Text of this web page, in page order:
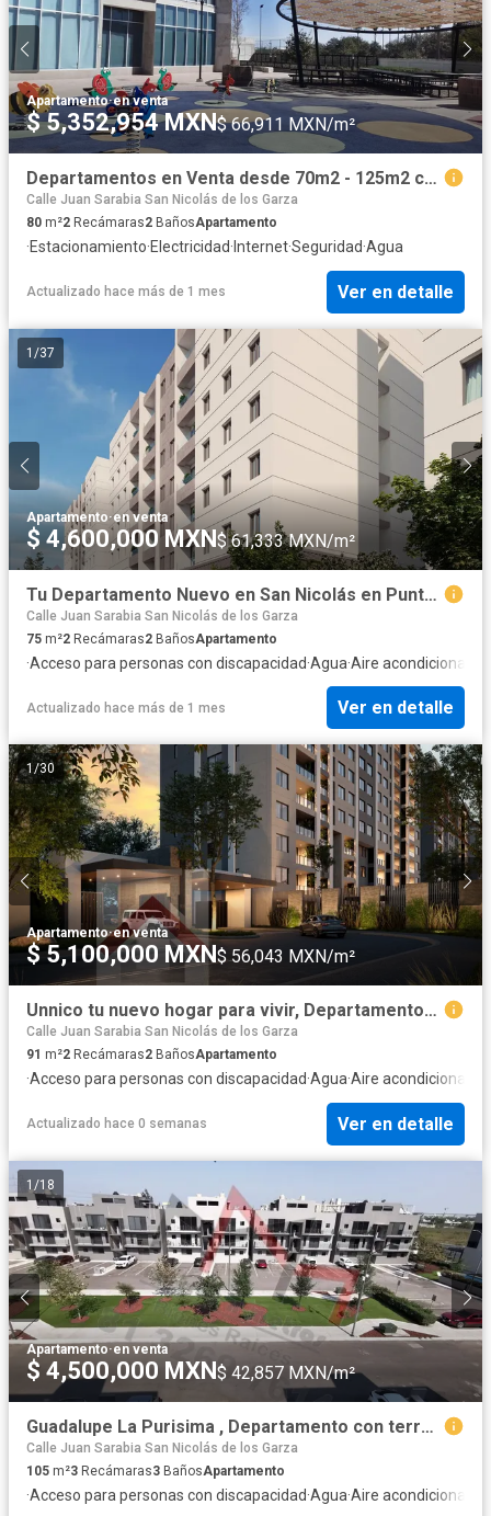
Apartamento·en venta
$ 5,352,954 MXN$ 66,911 MXN/m²
Departamentos en Venta desde 70m2 - 125m2 con 2 cajones de Estacionamiento.
Calle Juan Sarabia San Nicolás de los Garza
80 m²2 Recámaras2 BañosApartamento
·Estacionamiento·Electricidad· Internet·Seguridad·Agua
Actualizado hace más de 1 mes Ver en detalle
1 /37
Apartamento·en venta
$ 4,600,000 MXN$ 61,333 MXN/m²
Tu Departamento Nuevo en San Nicolás en Punto Principal
Calle Juan Sarabia San Nicolás de los Garza
75 m²2 Recámaras2 BañosApartamento
·Acceso para personas con discapacidad·Agua·Aire acondicionado
Actualizado hace más de 1 mes Ver en detalle
1 /30
Apartamento·en venta
$ 5,100,000 MXN$ 56,043 MXN/m²
Unnico tu nuevo hogar para vivir, Departamentos en Sendero Divisorio
Calle Juan Sarabia San Nicolás de los Garza
91 m²2 Recámaras2 BañosApartamento
·Acceso para personas con discapacidad·Agua·Aire acondicionado
Actualizado hace 0 semanas Ver en detalle
1 /18
Apartamento·en venta
$ 4,500,000 MXN$ 42,857 MXN/m²
Guadalupe La Purisima , Departamento con terraza y asador.
Calle Juan Sarabia San Nicolás de los Garza
105 m²3 Recámaras3 BañosApartamento
·Acceso para personas con discapacidad·Agua·Aire acondicionado